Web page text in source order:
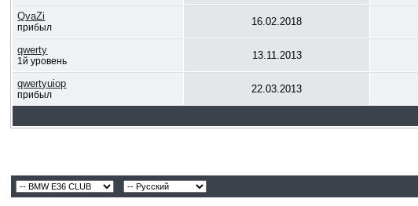
QvaZi
прибыл 16.02.2018
qwerty
1й уровень 13.11.2013
qwertyuiop
прибыл 22.03.2013